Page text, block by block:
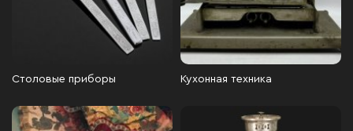
Столовые приборы Кухонная техника